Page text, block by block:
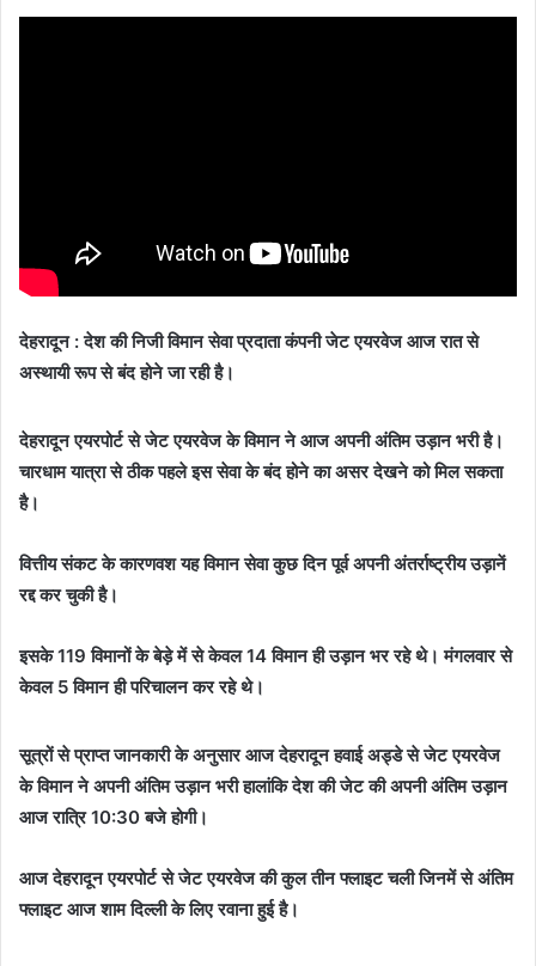
देहरादून : देश की निजी विमान सेवा प्रदाता कंपनी जेट एयरवेज आज रात से
अस्थायी रूप से बंद होने जा रही है।
देहरादून एयरपोर्ट से जेट एयरवेज के विमान ने आज अपनी अंतिम उड़ान भरी है।
चारधाम यात्रा से ठीक पहले इस सेवा के बंद होने का असर देखने को मिल सकता
है।
वित्तीय संकट के कारणवश यह विमान सेवा कुछ दिन पूर्व अपनी अंतर्राष्ट्रीय उड़ानें
रद्द कर चुकी है।
इसके 119 विमानों के बेड़े में से केवल 14 विमान ही उड़ान भर रहे थे। मंगलवार से
केवल 5 विमान ही परिचालन कर रहे थे।
सूत्रों से प्राप्त जानकारी के अनुसार आज देहरादून हवाई अड्डे से जेट एयरवेज
के विमान ने अपनी अंतिम उड़ान भरी हालांकि देश की जेट की अपनी अंतिम उड़ान
आज रात्रि 10:30 बजे होगी।
आज देहरादून एयरपोर्ट से जेट एयरवेज की कुल तीन फ्लाइट चली जिनमें से अंतिम
फ्लाइट आज शाम दिल्ली के लिए रवाना हुई है।